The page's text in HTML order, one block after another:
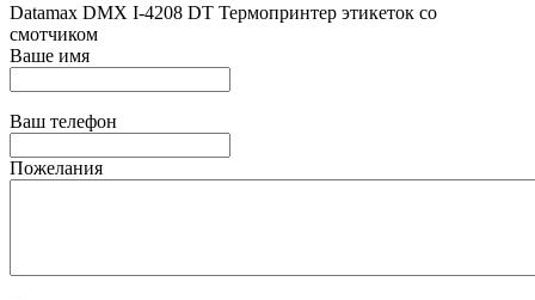
Datamax DMX I-4208 DT Термопринтер этикеток со
смотчиком
Ваше имя
Ваш телефон
Пожелания